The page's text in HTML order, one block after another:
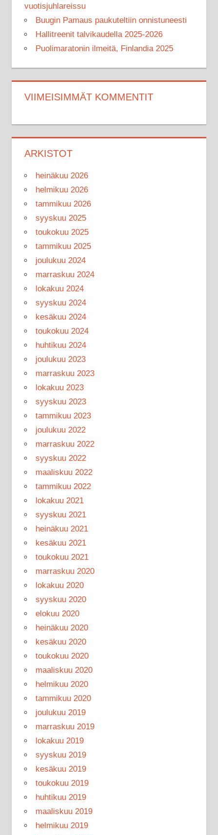
vuotisjuhlareissu
Buugin Pamaus paukuteltiin onnistuneesti
Hallitreenit talvikaudella 2025-2026
Puolimaratonin ilmeitä, Finlandia 2025
VIIMEISIMMÄT KOMMENTIT
ARKISTOT
heinäkuu 2026
helmikuu 2026
tammikuu 2026
syyskuu 2025
toukokuu 2025
tammikuu 2025
joulukuu 2024
marraskuu 2024
lokakuu 2024
syyskuu 2024
kesäkuu 2024
toukokuu 2024
huhtikuu 2024
joulukuu 2023
marraskuu 2023
lokakuu 2023
syyskuu 2023
tammikuu 2023
joulukuu 2022
marraskuu 2022
syyskuu 2022
maaliskuu 2022
tammikuu 2022
lokakuu 2021
syyskuu 2021
heinäkuu 2021
kesäkuu 2021
toukokuu 2021
marraskuu 2020
lokakuu 2020
syyskuu 2020
elokuu 2020
heinäkuu 2020
kesäkuu 2020
toukokuu 2020
maaliskuu 2020
helmikuu 2020
tammikuu 2020
joulukuu 2019
marraskuu 2019
lokakuu 2019
syyskuu 2019
kesäkuu 2019
toukokuu 2019
huhtikuu 2019
maaliskuu 2019
helmikuu 2019